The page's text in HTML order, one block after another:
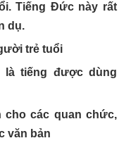
Tiếng Đức này rất
dụ.
trẻ tuổi
là tiếng được dùng
cho các quan chức,
văn bản